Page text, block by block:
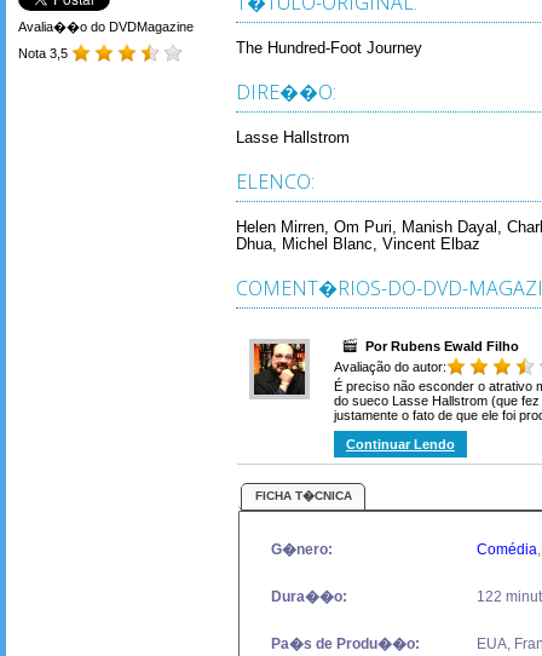
Avalia��o do DVDMagazine
Nota 3,5
The Hundred-Foot Journey
DIRE��O:
Lasse Hallstrom
ELENCO:
Helen Mirren, Om Puri, Manish Dayal,
Dhua, Michel Blanc, Vincent Elbaz
COMENT�RIOS-DO-DVD-
Por Rubens Ewald Filho
Avaliação do autor:
É preciso não esconder o atrativo
do sueco Lasse Hallstrom (que
justamente o fato de que ele foi
Continuar Lendo
FICHA T�CNICA
G�nero: Comédia
Dura��o: 122
Pa�s de Produ��o: EUA,